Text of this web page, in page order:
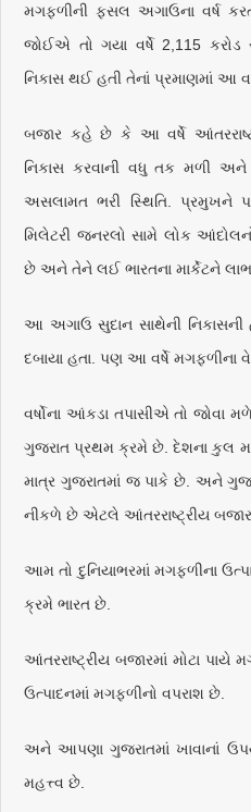
મગફળીની ફસલ અગાઉના વર્ષ
જોઈએ તો ગયા વર્ષે 2,115
નિકાસ થઈ હતી તેનાં પ્રમાણમાં આ
બજાર કહે છે કે આ વર્ષે
નિકાસ કરવાની વધુ તક મળી
અસલામત ભરી સ્થિતિ. પ્રમુખને
મિલેટરી જનરલો સામે લોક
છે અને તેને લઈ ભારતના માર્કેટને
આ અગાઉ સુદાન સાથેની નિકાસની
દબાયા હતા. પણ આ વર્ષે મગફળીના
વર્ષોના આંકડા તપાસીએ તો જોવા
ગુજરાત પ્રથમ ક્રમે છે. દેશના કુલ
માત્ર ગુજરાતમાં જ પાકે છે. અને
નીકળે છે એટલે આંતરરાષ્ટ્રીય
આમ તો દુનિયાભરમાં મગફળીના
ક્રમે ભારત છે.
આંતરરાષ્ટ્રીય બજારમાં મોટા પાયે
ઉત્પાદનમાં મગફળીનો વપરાશ છે.
અને આપણા ગુજરાતમાં ખાવાનાં
મહત્ત્વ છે.